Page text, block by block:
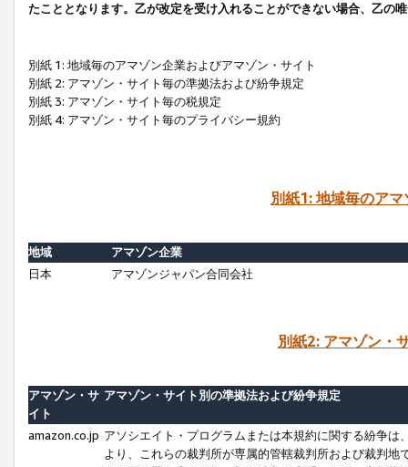
たこととなります。乙が改定を受け入れることができない場合、乙の
別紙 1: 地域毎のアマゾン企業およびアマゾン・サイト
別紙 2: アマゾン・サイト毎の準拠法および紛争規定
別紙 3: アマゾン・サイト毎の税規定
別紙 4: アマゾン・サイト毎のプライバシー規約
別紙1: 地域毎のア
地域
アマゾン企業
日本
アマゾンジャパン合同会社
別紙2: アマゾン・
アマゾン・サ
イト
アマゾン・サイト別の準拠法および紛争規定
amazon.co.jp アソシエイト・プログラムまたは本規約に関する紛争
より、これらの裁判所が専属的管轄裁判所および裁判